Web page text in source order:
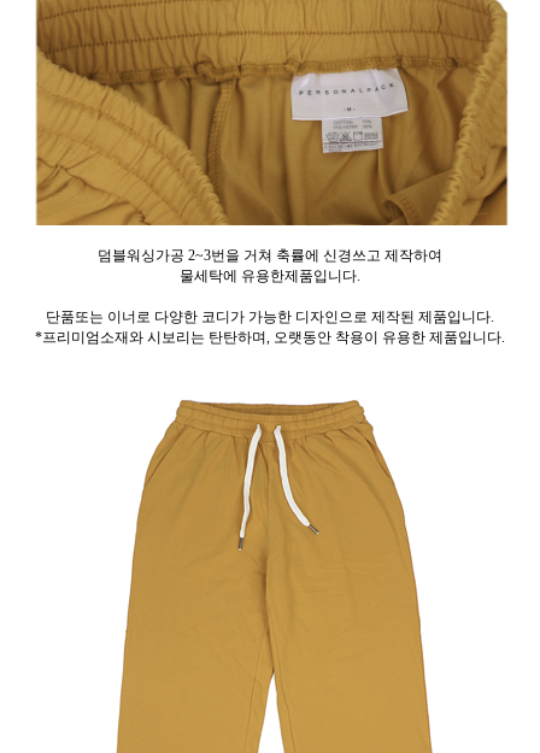
덤블워싱가공 2~3번을 거쳐 축률에 신경쓰고 제작하여
물세탁에 유용한제품입니다.
단품또는 이너로 다양한 코디가 가능한 디자인으로 제작된 제품입니다.
*프리미엄소재와 시보리는 탄탄하며, 오랫동안 착용이 유용한 제품입니다.